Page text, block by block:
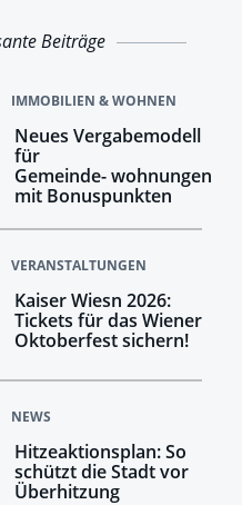
Beiträge
IMMOBILIEN & WOHNEN
Neues Vergabemodell
für
Gemeinde- wohnungen
mit Bonuspunkten
VERANSTALTUNGEN
Kaiser Wiesn 2026:
Tickets für das Wiener
Oktoberfest sichern!
NEWS
Hitzeaktionsplan: So
schützt die Stadt vor
Überhitzung